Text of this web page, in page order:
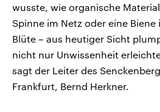
wusste, wie organische
Spinne im Netz oder eine
Blüte – aus heutiger Sicht
nicht nur Unwissenheit
sagt der Leiter des
Frankfurt, Bernd Herkner.